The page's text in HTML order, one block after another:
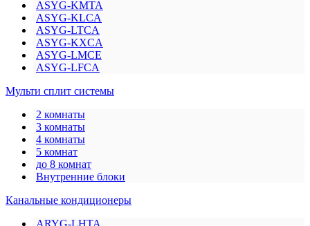
ASYG-KMTA
ASYG-KLCA
ASYG-LTCA
ASYG-KXCA
ASYG-LMCE
ASYG-LFCA
Мульти сплит системы
2 комнаты
3 комнаты
4 комнаты
5 комнат
до 8 комнат
Внутренние блоки
Канальные кондиционеры